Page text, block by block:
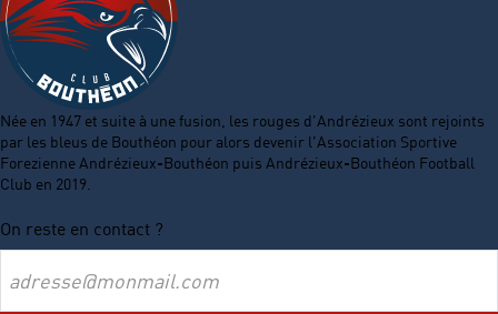
Née en 1947 et suite à une fusion, les rouges d’Andrézieux sont rejoints
par les bleus de Bouthéon pour alors devenir l’Association Sportive
Forezienne Andrézieux-Bouthéon puis Andrézieux-Bouthéon Football
Club en 2019.
On reste en contact ?